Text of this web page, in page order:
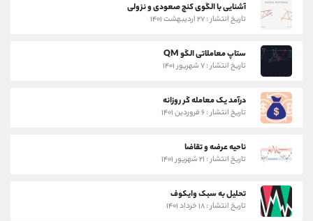
آشنایی با الگوی کنج صعودی و نزولی
تاریخ انتشار : ۲۷ اردیبهشت ۱۴۰۱
ستاپ معاملاتی الگو QM
تاریخ انتشار : ۷ شهریور ۱۴۰۱
درآمد یک معامله گر روزانه
تاریخ انتشار : ۶ فروردین ۱۴۰۱
ناحیه عرضه و تقاضا
تاریخ انتشار : ۲۱ شهریور ۱۴۰۱
تحلیل به سبک وایکوف
تاریخ انتشار : ۱۸ خرداد ۱۴۰۱